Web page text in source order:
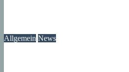
Allgemein News